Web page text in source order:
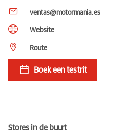
ventas@motormania.es
Website
Route
Boek een testrit
Stores in de buurt